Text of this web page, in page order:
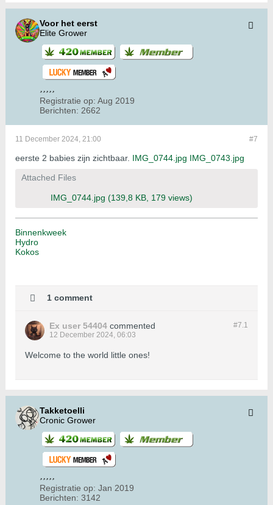
Voor het eerst
Elite Grower
Registratie op: Aug 2019
Berichten: 2662
#7
11 December 2024, 21:00
eerste 2 babies zijn zichtbaar. IMG_0744.jpg IMG_0743.jpg
Attached Files
IMG_0744.jpg (139,8 KB, 179 views)
Binnenkweek
Hydro
Kokos
1 comment
#7.1
Ex user 54404 commented
12 December 2024, 06:03
Welcome to the world little ones!
Takketoelli
Cronic Grower
Registratie op: Jan 2019
Berichten: 3142